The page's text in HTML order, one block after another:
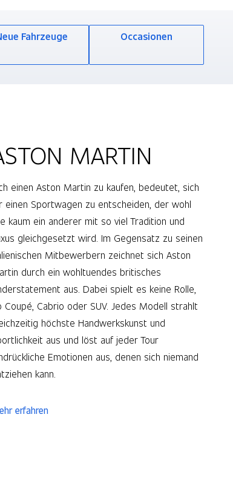
Fahrzeuge Occasionen
MARTIN
einen Aston Martin zu kaufen, bedeutet, sich
einen Sportwagen zu entscheiden, der wohl
kaum ein anderer mit so viel Tradition und
gleichgesetzt wird. Im Gegensatz zu seinen
Mitbewerbern zeichnet sich Aston
durch ein wohltuendes britisches
aus. Dabei spielt es keine Rolle,
Coupé, Cabrio oder SUV. Jedes Modell strahlt
höchste Handwerkskunst und
aus und löst auf jeder Tour
Emotionen aus, denen sich niemand
kann.
erfahren